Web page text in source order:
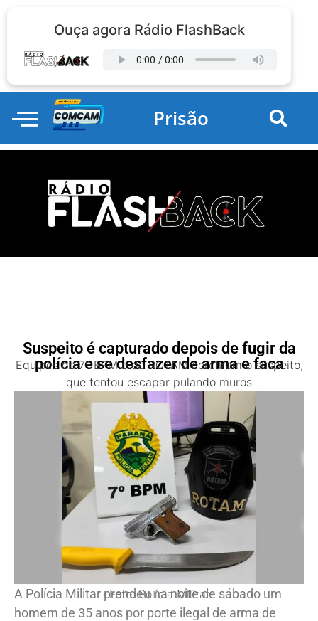
Ouça agora Rádio FlashBack
Prisão
Suspeito é capturado depois de fugir da
polícia e se desfazer de arma e faca
Equipes do 7º BPM e da ROTAM cercaram o suspeito,
que tentou escapar pulando muros
Foto: Polícia Militar
A Polícia Militar prendeu na noite de sábado um
homem de 35 anos por porte ilegal de arma de